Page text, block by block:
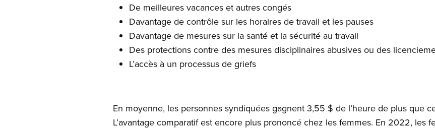
De meilleures vacances et autres congés
Davantage de contrôle sur les horaires de travail et les pauses
Davantage de mesures sur la santé et la sécurité au travail
Des protections contre des mesures disciplinaires abusives ou des
L’accès à un processus de griefs
En moyenne, les personnes syndiquées gagnent 3,55 $ de l’heure de plus que
L’avantage comparatif est encore plus prononcé chez les femmes. En 2022, les